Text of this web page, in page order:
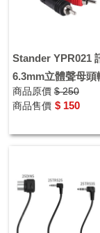
Stander YPR021
6.3mm立體聲母頭
頭 轉接線
商品原價 $ 250
商品售價 $ 150